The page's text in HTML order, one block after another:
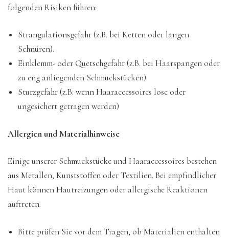
folgenden Risiken führen:
Strangulationsgefahr (z.B. bei Ketten oder langen
Schnüren).
Einklemm- oder Quetschgefahr (z.B. bei Haarspangen oder
zu eng anliegenden Schmuckstücken).
Sturzgefahr (z.B. wenn Haaraccessoires lose oder
ungesichert getragen werden)
Allergien und Materialhinweise
Einige unserer Schmuckstücke und Haaraccessoires bestehen
aus Metallen, Kunststoffen oder Textilien. Bei empfindlicher
Haut können Hautreizungen oder allergische Reaktionen
auftreten.
Bitte prüfen Sie vor dem Tragen, ob Materialien enthalten